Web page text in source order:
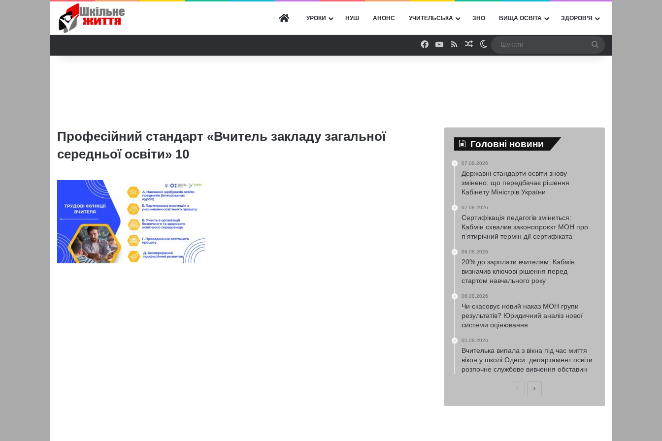
ГОЛОВНА
УРОКИ НУШ АНОНС УЧИТЕЛЬСЬКА ЗНО ВИЩА ОСВІТА ЗДОРОВ’Я
Facebook
YouTube
RSSВипадкова стаття
Switch skin
Професійний стандарт «Вчитель закладу загальної
середньої освіти» 10
Головні новини
07.08.2026
Державні стандарти освіти знову
змінено: що передбачає рішення
Кабінету Міністрів України
07.08.2026
Сертифікація педагогів зміниться:
Кабмін схвалив законопроєкт МОН про
п’ятирічний термін дії сертифіката
06.08.2026
20% до зарплати вчителям: Кабмін
визначив ключові рішення перед
стартом навчального року
06.08.2026
Чи скасовує новий наказ МОН групи
результатів? Юридичний аналіз нової
системи оцінювання
05.08.2026
Вчителька випала з вікна під час миття
вікон у школі Одеси: департамент освіти
розпочне службове вивчення обставин
ПопередняНаступна